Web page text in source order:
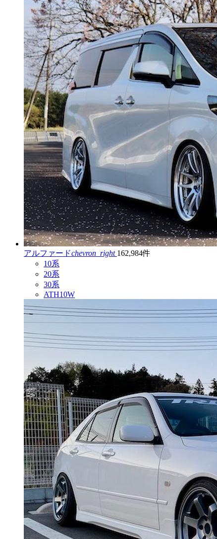
アルファードchevron_right 162,984件
10系
20系
30系
ATH10W